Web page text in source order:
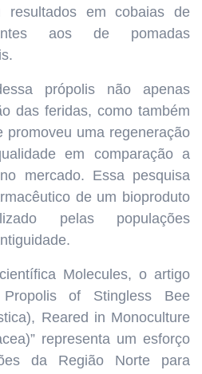
resultados em cobaias de
aos de pomadas
própolis não apenas
das feridas, como também
promoveu uma regeneração
em comparação a
mercado. Essa pesquisa
de um bioproduto
pelas populações
Molecules, o artigo
of Stingless Bee
Reared in Monoculture
representa um esforço
da Região Norte para